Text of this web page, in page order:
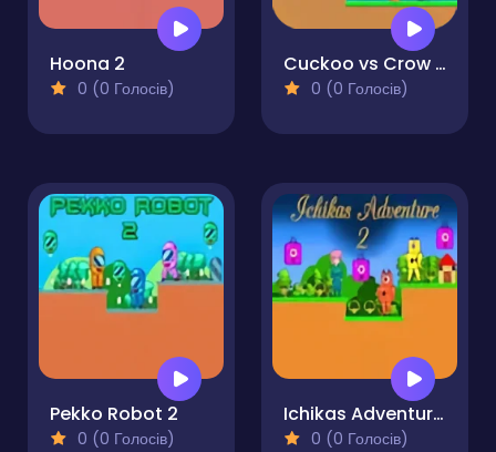
Hoona 2
0 (0 Голосів)
Cuckoo vs Crow Monster 2
0 (0 Голосів)
Pekko Robot 2
0 (0 Голосів)
Ichikas Adventure 2
0 (0 Голосів)